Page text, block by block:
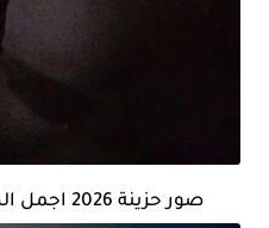
صور حزينة 2026 اجمل الصور الحزينة مع العبارات